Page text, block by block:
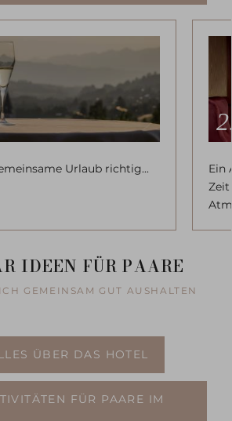
Urlaub richtig...
Ein
IDEEN FÜR PAARE
GEMEINSAM GUT AUSHALTEN
ÜBER DAS HOTEL
FÜR PAARE IM